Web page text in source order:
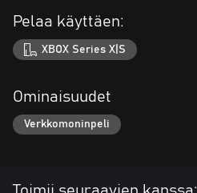
Pelaa käyttäen:
XBOX Series X|S
Ominaisuudet
Verkkomoninpeli